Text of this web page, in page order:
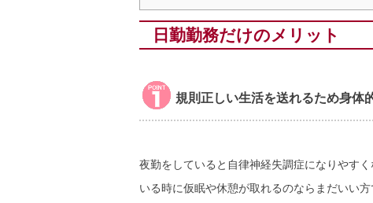
日勤勤務だけのメリット
規則正しい生活を送れるため身体
夜勤をしていると自律神経失調症になりやす
いる時に仮眠や休憩が取れるのならまだいい